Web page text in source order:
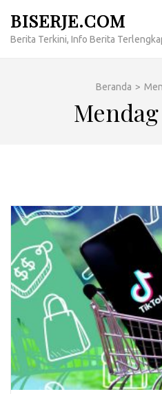
konten
BISERJE.COM
Berita Terkini, Info Berita
Beranda >